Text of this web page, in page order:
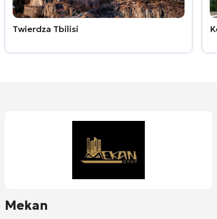
Twierdza Tbilisi
Mekan